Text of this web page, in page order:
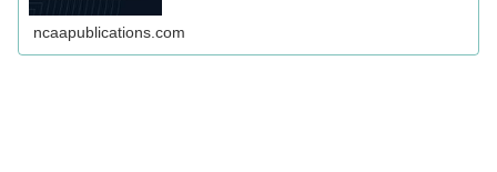
ncaapublications.com